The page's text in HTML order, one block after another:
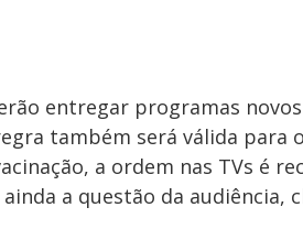
entregar programas
também será válida para o
a ordem nas TVs é
a questão da audiência,